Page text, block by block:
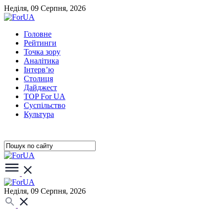
Неділя, 09 Серпня, 2026
Головне
Рейтинги
Точка зору
Аналітика
Інтерв’ю
Столиця
Дайджест
TOP For UA
Суспiльство
Культура
Неділя, 09 Серпня, 2026